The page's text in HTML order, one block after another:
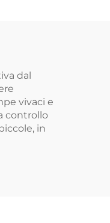
dal
vivaci e
controllo
in